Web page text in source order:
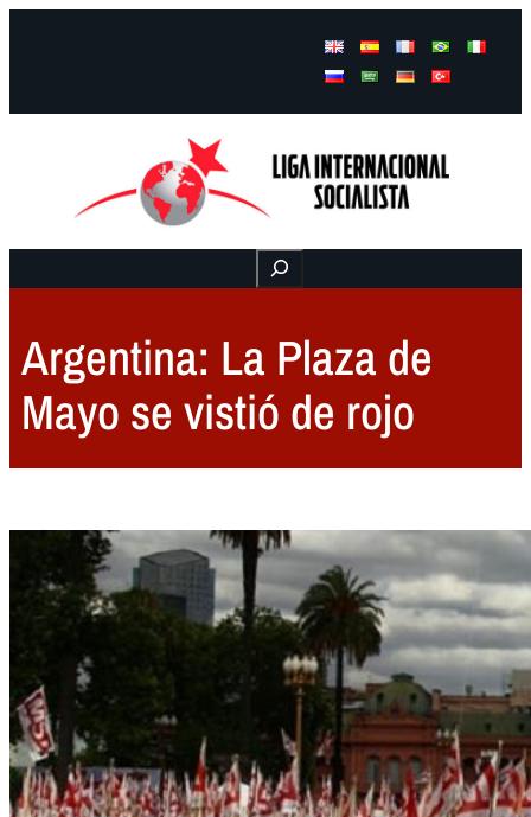
Buscar
Argentina: La Plaza de
Mayo se vistió de rojo